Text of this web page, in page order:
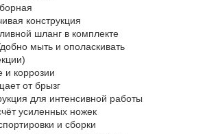
конструкция
шланг в комплекте
мыть и ополаскивать
и коррозии
от брызг
для интенсивной работы
усиленных ножек
и сборки